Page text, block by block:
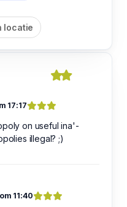
locatie
17:17
on useful ina'-
illegal? ;)
11:40